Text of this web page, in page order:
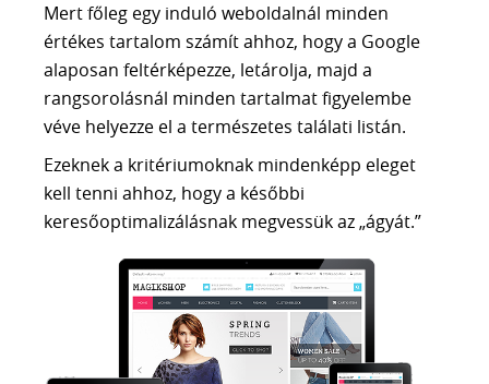
Mert főleg egy induló weboldalnál minden
értékes tartalom számít ahhoz, hogy a Google
alaposan feltérképezze, letárolja, majd a
rangsorolásnál minden tartalmat figyelembe
véve helyezze el a természetes találati listán.
Ezeknek a kritériumoknak mindenképp eleget
kell tenni ahhoz, hogy a későbbi
keresőoptimalizálásnak megvessük az „ágyát.”